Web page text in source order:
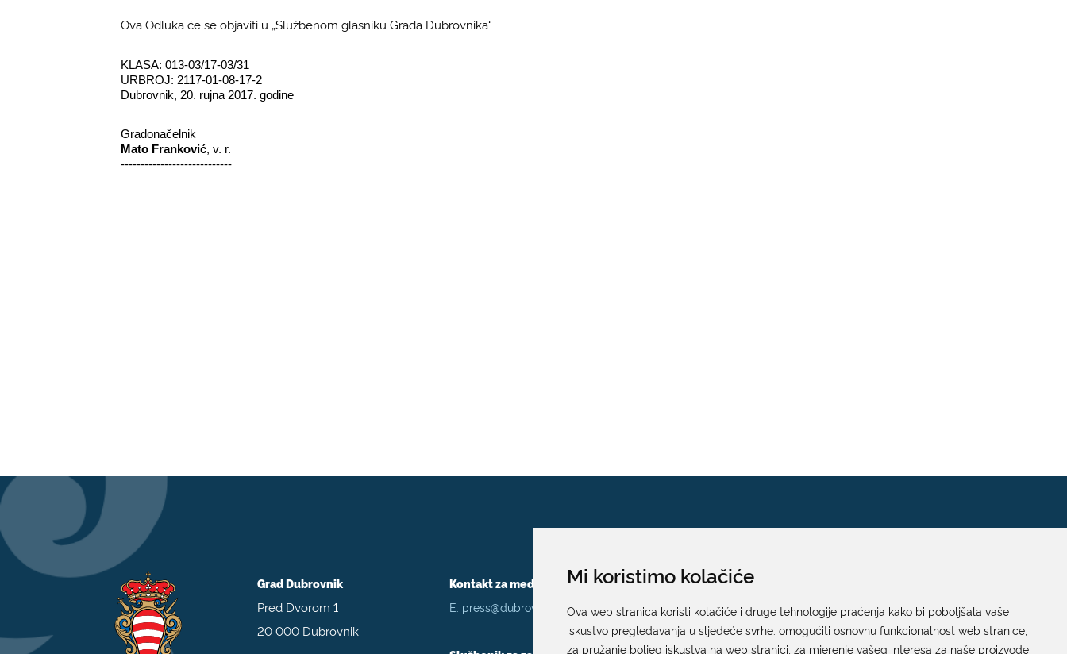
Mi koristimo kolačiće
Ova web stranica koristi kolačiće i druge tehnologije praćenja kako bi poboljšala vaše
iskustvo pregledavanja u sljedeće svrhe: omogućiti osnovnu funkcionalnost web stranice
za pružanje boljeg iskustva na web stranici za mjerenje vašeg interesa za naše proizvode
Ova Odluka će se objaviti u „Službenom glasniku Grada Dubrovnika“.
KLASA: 013-03/17-03/31
URBROJ: 2117-01-08-17-2
Dubrovnik, 20. rujna 2017. godine
Gradonačelnik
Mato Franković, v. r.
----------------------------
Grad Dubrovnik
Pred Dvorom 1
20 000 Dubrovnik
Kontakt za medije / Press contact
E: press@dubrovnik.hr
Pisarnica
Ured 205; rad sa strankama za sva upravna tijela
Grada Dubrovnika